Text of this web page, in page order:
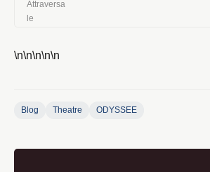
\n\n\n\n\n
Blog Theatre ODYSSEE